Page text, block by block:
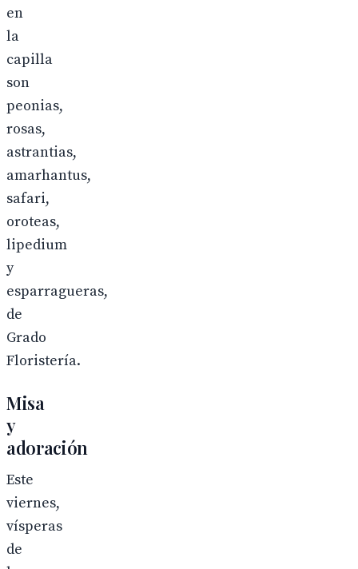
en
la
capilla
son
peonias,
rosas,
astrantias,
amarhantus,
safari,
oroteas,
lipedium
y
esparragueras,
de
Grado
Floristería.
Misa
y
adoración
Este
viernes,
vísperas
de